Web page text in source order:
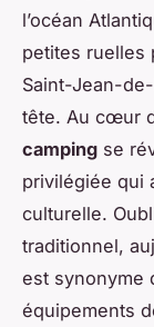
l’océan
petites ruelles
Saint-Jean-
tête. Au cœur
camping se
privilégiée qui
culturelle.
traditionnel,
est synonyme
équipements